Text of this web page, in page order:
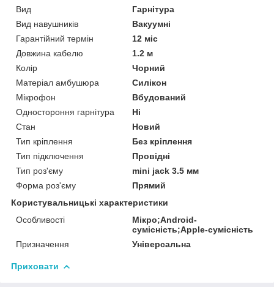
Вид
Гарнітура
Вид навушників
Вакуумні
Гарантійний термін
12 міс
Довжина кабелю
1.2 м
Колір
Чорний
Матеріал амбушюра
Силікон
Мікрофон
Вбудований
Одностороння гарнітура
Ні
Стан
Новий
Тип кріплення
Без кріплення
Тип підключення
Провідні
Тип роз'єму
mini jack 3.5 мм
Форма роз'єму
Прямий
Користувальницькі характеристики
Особливості
Мікро;Android-
сумісність;Apple-сумісність
Призначення
Універсальна
Приховати